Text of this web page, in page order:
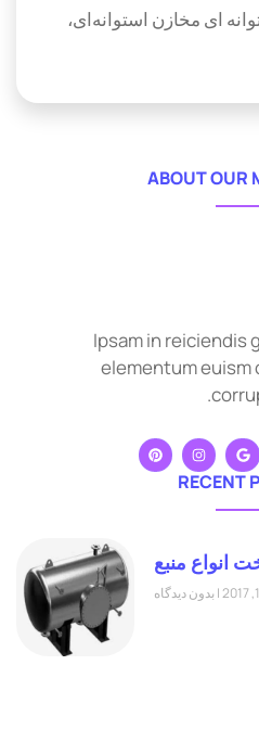
ای مخازن استوانه‌ای،
ABOUT OUR
Ipsam in
elementum
RECENT
انواع منبع
بدون دیدگاه